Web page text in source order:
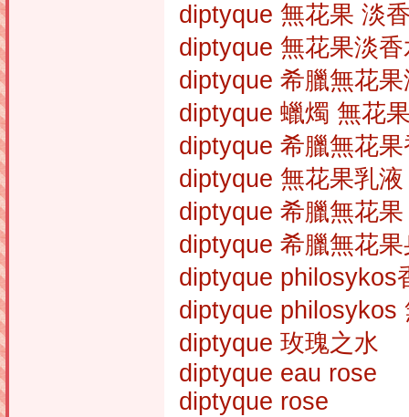
diptyque 無花果 淡
diptyque 無花果淡香
diptyque 希臘無花
diptyque 蠟燭 無花
diptyque 希臘無花
diptyque 無花果乳液
diptyque 希臘無花
diptyque 希臘無花
diptyque philosykos
diptyque philosykos
diptyque 玫瑰之水
diptyque eau rose
diptyque rose